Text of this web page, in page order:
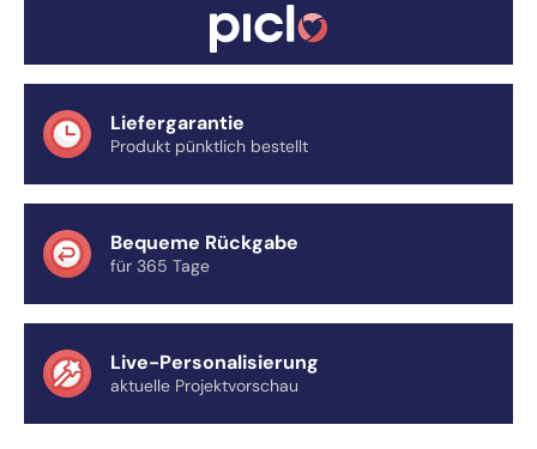
Liefergarantie
Produkt pünktlich bestellt
Bequeme Rückgabe
für 365 Tage
Live-Personalisierung
aktuelle Projektvorschau